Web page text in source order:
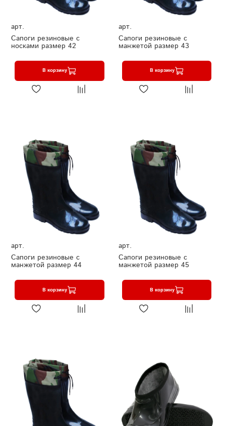
арт.
Сапоги резиновые с
носками размер 42
В корзину
арт.
Сапоги резиновые с
манжетой размер 43
В корзину
арт.
Сапоги резиновые с
манжетой размер 44
В корзину
арт.
Сапоги резиновые с
манжетой размер 45
В корзину